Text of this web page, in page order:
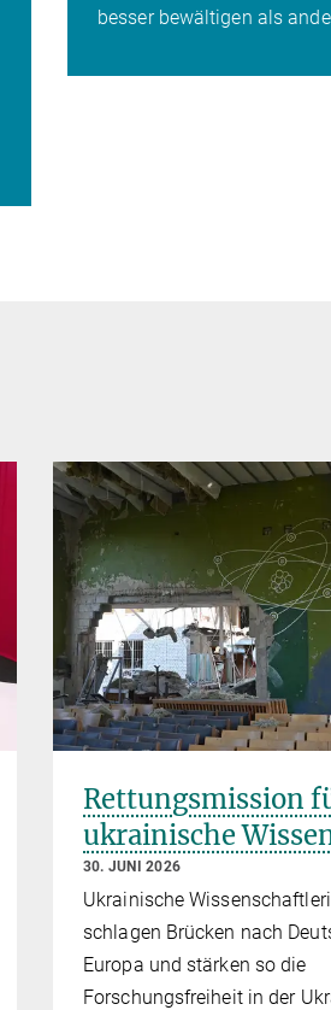
besser bewältigen als
Rettungsmission
ukrainische
30. JUNI 2026
Ukrainische
schlagen Brücken nach
Europa und stärken so die
Forschungsfreiheit in der